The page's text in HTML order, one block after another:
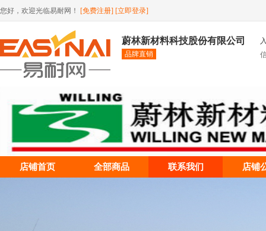
您好，欢迎光临易耐网！ [免费注册] [立即登录]
蔚林新材料科技股份有限公司
品牌直销
店铺首页 全部商品 联系我们 店铺